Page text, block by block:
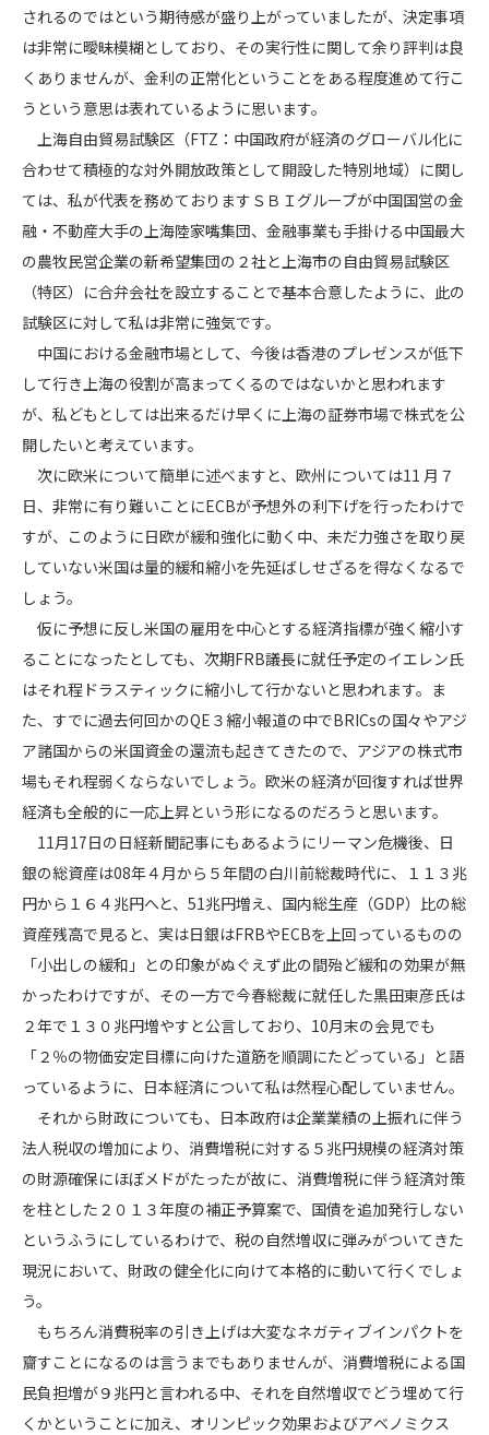
されるのではという期待感が盛り上がっていましたが、決定事項
は非常に曖昧模糊としており、その実行性に関して余り評判は良
くありませんが、金利の正常化ということをある程度進めて行こ
うという意思は表れているように思います。
上海自由貿易試験区（FTZ：中国政府が経済のグローバル化に
合わせて積極的な対外開放政策として開設した特別地域）に関し
ては、私が代表を務めておりますＳＢＩグループが中国国営の金
融・不動産大手の上海陸家嘴集団、金融事業も手掛ける中国最大
の農牧民営企業の新希望集団の２社と上海市の自由貿易試験区
（特区）に合弁会社を設立することで基本合意したように、此の
試験区に対して私は非常に強気です。
中国における金融市場として、今後は香港のプレゼンスが低下
して行き上海の役割が高まってくるのではないかと思われます
が、私どもとしては出来るだけ早くに上海の証券市場で株式を公
開したいと考えています。
次に欧米について簡単に述べますと、欧州については11 月７
日、非常に有り難いことにECBが予想外の利下げを行ったわけで
すが、このように日欧が緩和強化に動く中、未だ力強さを取り戻
していない米国は量的緩和縮小を先延ばしせざるを得なくなるで
しょう。
仮に予想に反し米国の雇用を中心とする経済指標が強く縮小す
ることになったとしても、次期FRB議長に就任予定のイエレン氏
はそれ程ドラスティックに縮小して行かないと思われます。ま
た、すでに過去何回かのQE３縮小報道の中でBRICsの国々やアジ
ア諸国からの米国資金の還流も起きてきたので、アジアの株式市
場もそれ程弱くならないでしょう。欧米の経済が回復すれば世界
経済も全般的に一応上昇という形になるのだろうと思います。
11月17日の日経新聞記事にもあるようにリーマン危機後、日
銀の総資産は08年４月から５年間の白川前総裁時代に、１１３兆
円から１６４兆円へと、51兆円増え、国内総生産（GDP）比の総
資産残高で見ると、実は日銀はFRBやECBを上回っているものの
「小出しの緩和」との印象がぬぐえず此の間殆ど緩和の効果が無
かったわけですが、その一方で今春総裁に就任した黒田東彦氏は
２年で１３０兆円増やすと公言しており、10月末の会見でも
「２％の物価安定目標に向けた道筋を順調にたどっている」と語
っているように、日本経済について私は然程心配していません。
それから財政についても、日本政府は企業業績の上振れに伴う
法人税収の増加により、消費増税に対する５兆円規模の経済対策
の財源確保にほぼメドがたったが故に、消費増税に伴う経済対策
を柱とした２０１３年度の補正予算案で、国債を追加発行しない
というふうにしているわけで、税の自然増収に弾みがついてきた
現況において、財政の健全化に向けて本格的に動いて行くでしょ
う。
もちろん消費税率の引き上げは大変なネガティブインパクトを
齎すことになるのは言うまでもありませんが、消費増税による国
民負担増が９兆円と言われる中、それを自然増収でどう埋めて行
くかということに加え、オリンピック効果およびアベノミクス